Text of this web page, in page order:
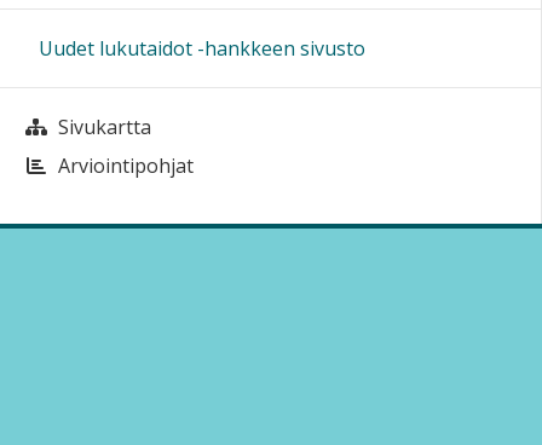
Uudet lukutaidot -hankkeen sivusto
Sivukartta
Arviointipohjat